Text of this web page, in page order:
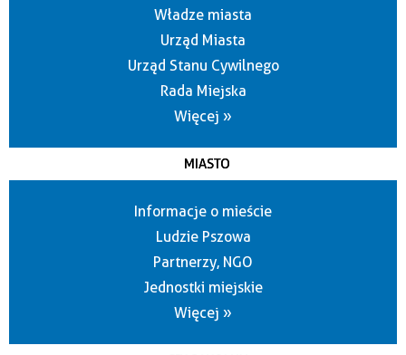
Władze miasta
Urząd Miasta
Urząd Stanu Cywilnego
Rada Miejska
Więcej »
MIASTO
Informacje o mieście
Ludzie Pszowa
Partnerzy, NGO
Jednostki miejskie
Więcej »